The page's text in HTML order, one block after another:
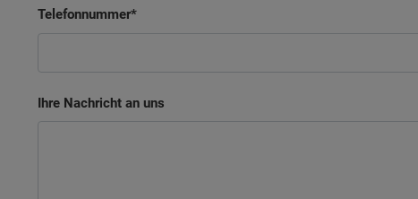
Telefonnummer
Ihre Nachricht an uns